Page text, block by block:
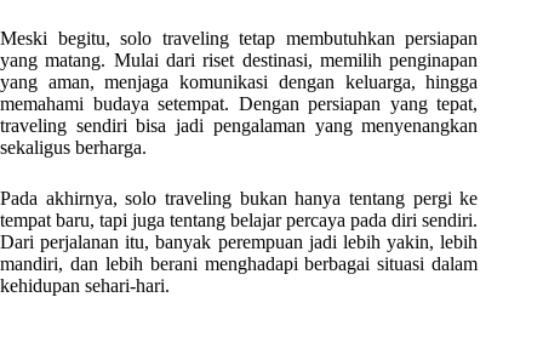
Meski begitu, solo traveling tetap membutuhkan persiapan
yang matang. Mulai dari riset destinasi, memilih penginapan
yang aman, menjaga komunikasi dengan keluarga, hingga
memahami budaya setempat. Dengan persiapan yang tepat,
traveling sendiri bisa jadi pengalaman yang menyenangkan
sekaligus berharga.
Pada akhirnya, solo traveling bukan hanya tentang pergi ke
tempat baru, tapi juga tentang belajar percaya pada diri sendiri.
Dari perjalanan itu, banyak perempuan jadi lebih yakin, lebih
mandiri, dan lebih berani menghadapi berbagai situasi dalam
kehidupan sehari-hari.